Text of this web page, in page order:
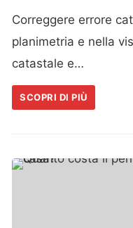
Correggere errore
planimetria e nella
catastale e…
SCOPRI DI PIÙ